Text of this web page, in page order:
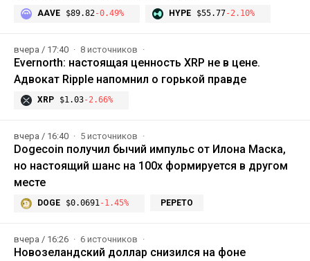
AAVE $89.82-0.49% HYPE $55.77-2.10%
вчера / 17:40 8 источников
Evernorth: настоящая ценность XRP не в цене.
Адвокат Ripple напомнил о горькой правде
XRP $1.03-2.66%
вчера / 16:40 5 источников
Dogecoin получил бычий импульс от Илона Маска,
но настоящий шанс на 100x формируется в другом
месте
DOGE $0.0691-1.45% PEPETO
вчера / 16:26 6 источников
Новозеландский доллар снизился на фоне